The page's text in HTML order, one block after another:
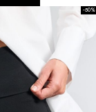
-50%